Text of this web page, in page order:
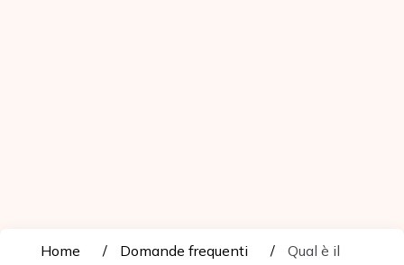
Home Domande frequenti
Qual è il